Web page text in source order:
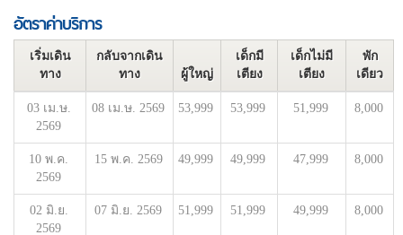
อัตราค่าบริการ
เริ่มเดิน
ทาง
กลับจากเดิน
ทาง
ผู้ใหญ่
เด็กมี
เตียง
เด็กไม่มี
เตียง
พัก
เดียว
03 เม.ษ.
2569
08 เม.ษ. 2569 53,999 53,999 51,999 8,000
10 พ.ค.
2569
15 พ.ค. 2569 49,999 49,999 47,999 8,000
02 มิ.ย.
2569
07 มิ.ย. 2569 51,999 51,999 49,999 8,000